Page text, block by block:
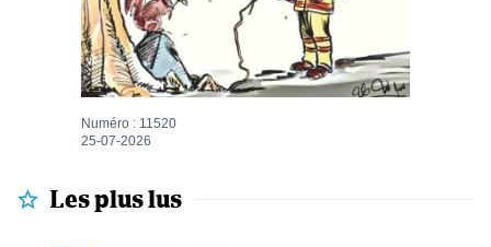
Numéro : 11520
25-07-2026
Les plus lus